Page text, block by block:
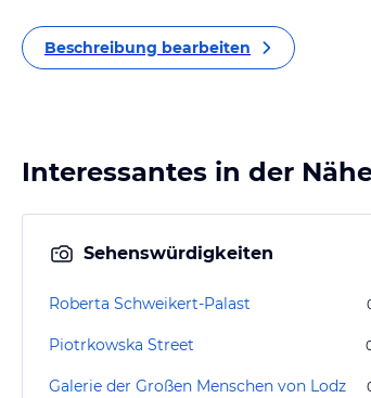
Beschreibung bearbeiten
Interessantes in der
Sehenswürdigkeiten
Roberta Schweikert-Palast
Piotrkowska Street
Galerie der Großen Menschen von Lodz